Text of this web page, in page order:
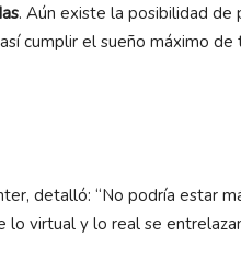
. Aún existe la posibilidad de
cumplir el sueño máximo
detalló: “No podría estar
virtual y lo real se